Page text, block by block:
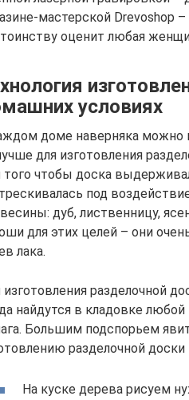
мастерской Drevoshop
оценит любая
условиях
доме наверняка можно
для изготовления
того чтобы доска
под
дуб, лиственницу,
для этих целей – они
лака.
разделочной
найдутся в кладовке
Большим подспорьем
разделочной
На куске дерева рисуем